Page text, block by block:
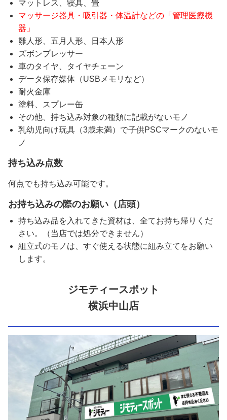
マットレス、寝具、畳
マッサージ器具・吸引器・体温計などの「管理医療機
器」
雛人形、五月人形、日本人形
ズボンプレッサー
車のタイヤ、タイヤチェーン
データ保存媒体（USBメモリなど）
耐火金庫
塗料、スプレー缶
その他、持ち込み対象の種類に記載がないモノ
乳幼児向け玩具（3歳未満）で子供PSCマークのないモ
ノ
持ち込み点数
何点でも持ち込み可能です。
お持ち込みの際のお願い（店頭）
持ち込み品を入れてきた資材は、全てお持ち帰りくだ
さい。（当店では処分できません）
組立式のモノは、すぐ使える状態に組み立てをお願い
します。
ジモティースポット
横浜中山店